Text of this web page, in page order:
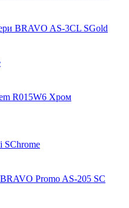
BRAVO AS-3CL SGold
R015W6 Хром
SChrome
Promo AS-205 SC